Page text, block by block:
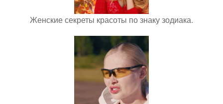
Женские секреты красоты по знаку зодиака.